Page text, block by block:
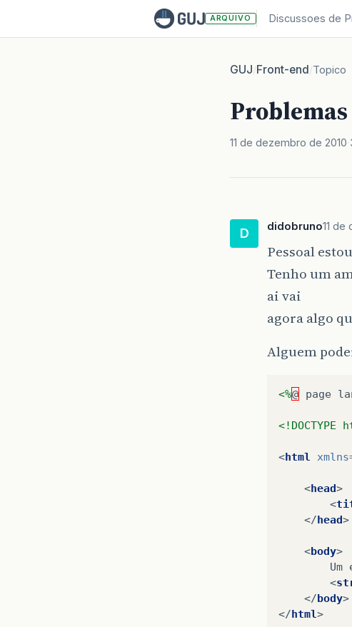
ARQUIVO Discussoes de
GUJ/Front-end/Topico
11 de dezembro de 2010
D didobruno11 de
Pessoal
Tenho um
ai vai
agora algo
Alguem
<%@ page
<html xmlns
<head>
<
</head>
<body>
<
</body>
</html>